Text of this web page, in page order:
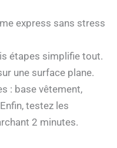
express sans stress
étapes simplifie tout.
une surface plane.
: base vêtement,
testez les
2 minutes.